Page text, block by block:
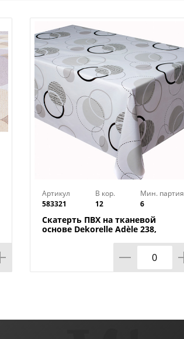
Артикул
583321
В кор.
12
Мин. партия
6
Скатерть ПВХ на тканевой
основе Dekorelle Adèle 238,